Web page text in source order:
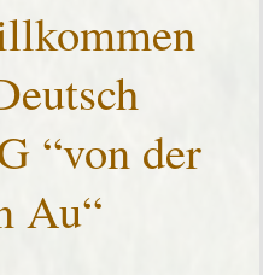
“von der
Au“